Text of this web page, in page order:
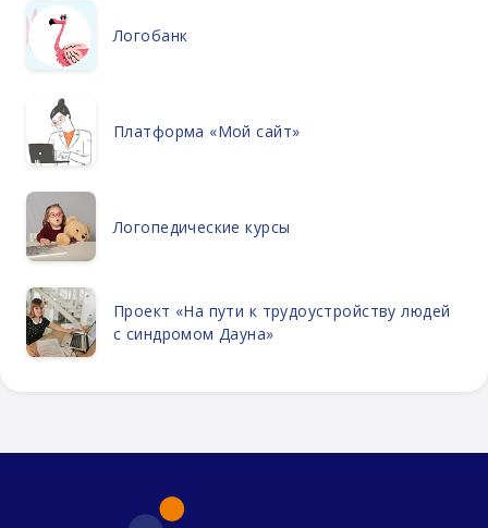
Логобанк
Платформа «Мой сайт»
Логопедические курсы
Проект «На пути к трудоустройству людей
с синдромом Дауна»